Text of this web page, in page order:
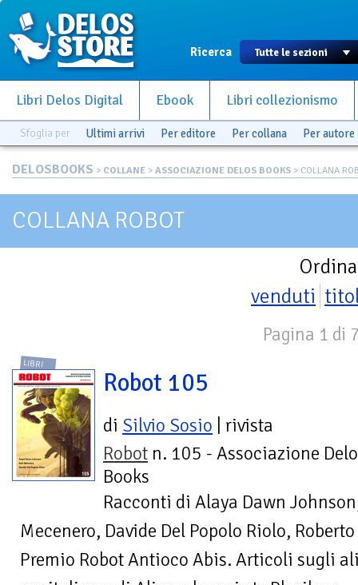
Ricerca
Libri Delos Digital Ebook Libri collezionismo
Sfoglia per Ultimi arrivi Per editore Per collana Per autore
DELOSBOOKS > COLLANE > ASSOCIAZIONE DELOS BOOKS > COLLANA
COLLANA ROBOT
venduti
Pagina 1 di
LIBRI
Robot 105
di Silvio Sosio | rivista
Robot n. 105 - Associazione
Books
Racconti di Alaya Dawn
Mecenero, Davide Del Popolo Riolo,
Premio Robot Antioco Abis. Articoli sugli